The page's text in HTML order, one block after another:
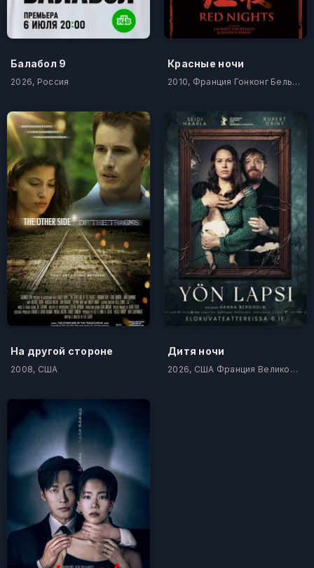
Балабол 9
2026, Россия
Красные ночи
2010, Франция Гонконг Бельгия
На другой стороне
2008, США
Дитя ночи
2026, США Франция Великобритания Финляндия Литва